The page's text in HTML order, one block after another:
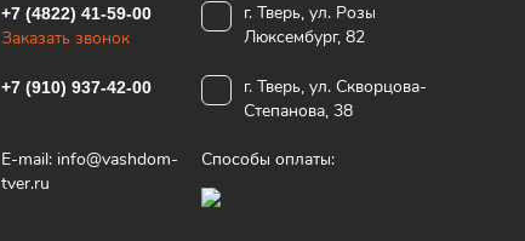
+7 (4822) 41-59-00
Заказать звонок
г. Тверь, ул. Розы
Люксембург, 82
+7 (910) 937-42-00
г. Тверь, ул. Скворцова-
Степанова, 38
E-mail: info@vashdom-
tver.ru
Способы оплаты: